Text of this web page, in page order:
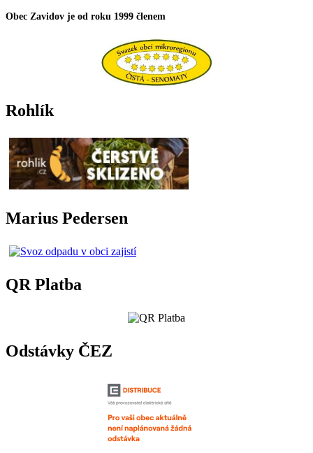
Obec Zavidov je od roku 1999 členem
Rohlík
Marius Pedersen
QR Platba
Odstávky ČEZ